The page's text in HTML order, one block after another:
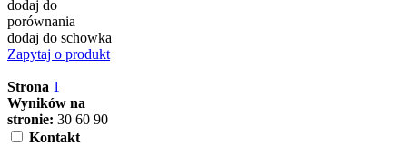
dodaj do
porównania
dodaj do schowka
Zapytaj o produkt
Strona 1
Wyników na
stronie: 30 60 90
Kontakt